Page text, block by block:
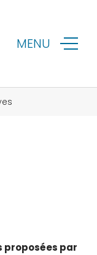
MENU
proposées par